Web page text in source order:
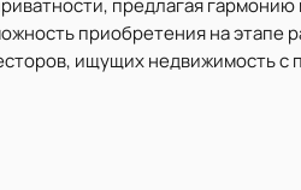
предлагая
приобретения на этапе
ищущих недвижимость